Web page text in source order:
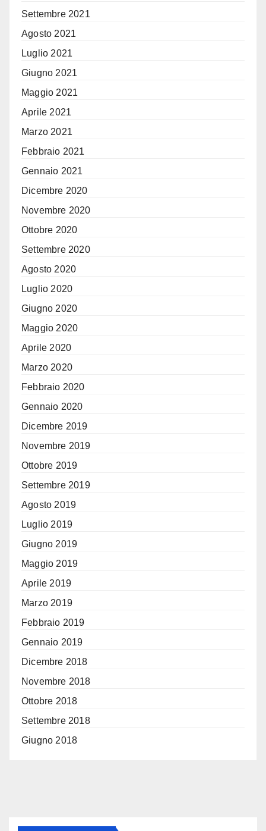
Settembre 2021
Agosto 2021
Luglio 2021
Giugno 2021
Maggio 2021
Aprile 2021
Marzo 2021
Febbraio 2021
Gennaio 2021
Dicembre 2020
Novembre 2020
Ottobre 2020
Settembre 2020
Agosto 2020
Luglio 2020
Giugno 2020
Maggio 2020
Aprile 2020
Marzo 2020
Febbraio 2020
Gennaio 2020
Dicembre 2019
Novembre 2019
Ottobre 2019
Settembre 2019
Agosto 2019
Luglio 2019
Giugno 2019
Maggio 2019
Aprile 2019
Marzo 2019
Febbraio 2019
Gennaio 2019
Dicembre 2018
Novembre 2018
Ottobre 2018
Settembre 2018
Giugno 2018